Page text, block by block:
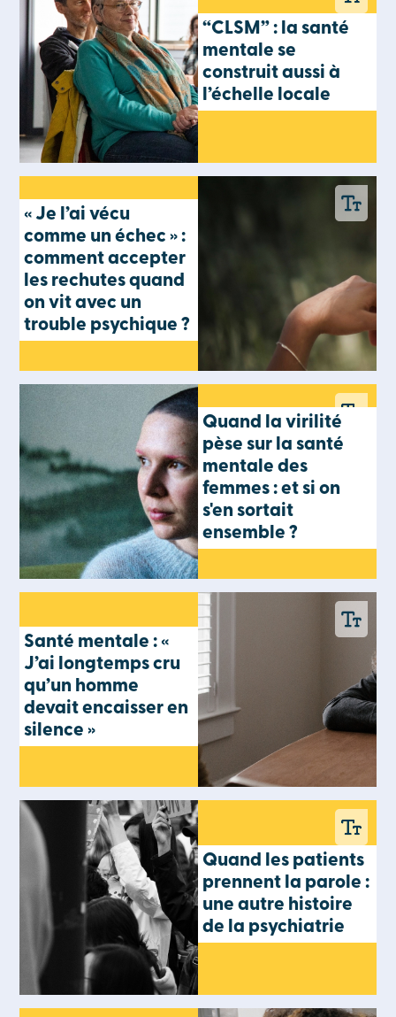
“CLSM” : la santé
mentale se
construit aussi à
l’échelle locale
« Je l’ai vécu
comme un échec » :
comment accepter
les rechutes quand
on vit avec un
trouble psychique ?
Quand la virilité
pèse sur la santé
mentale des
femmes : et si on
s'en sortait
ensemble ?
Santé mentale : «
J’ai longtemps cru
qu’un homme
devait encaisser en
silence »
Quand les patients
prennent la parole :
une autre histoire
de la psychiatrie